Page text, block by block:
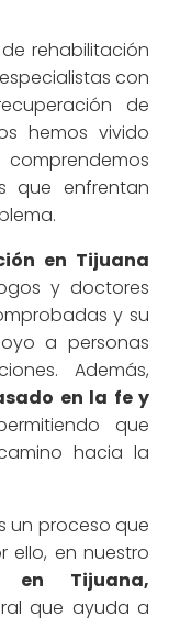
rehabilitación
con
de
hemos vivido
que enfrentan
en Tijuana
y doctores
y su
a personas
Además,
en la fe y
que
hacia la
un proceso que
ello, en nuestro
en Tijuana,
que ayuda a